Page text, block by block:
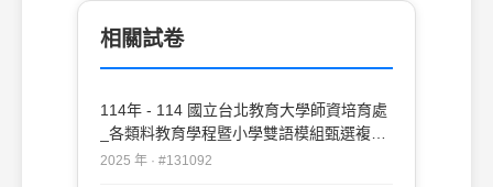
相關試卷
114年 - 114 國立台北教育大學師資培育處
_各類料教育學程暨小學雙語模組甄選複審
試題：教育心理學#131092
2025 年 · #131092